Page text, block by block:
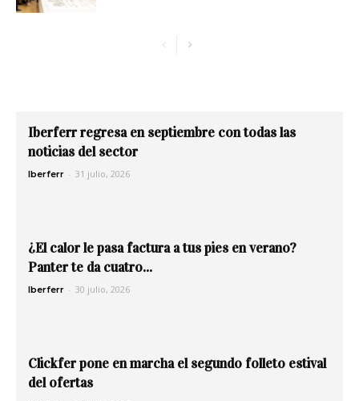
Iberferr regresa en septiembre con todas las
noticias del sector
Iberferr - 31 julio, 2026
¿El calor le pasa factura a tus pies en verano?
Panter te da cuatro...
Iberferr - 30 julio, 2026
Clickfer pone en marcha el segundo folleto estival
del ofertas